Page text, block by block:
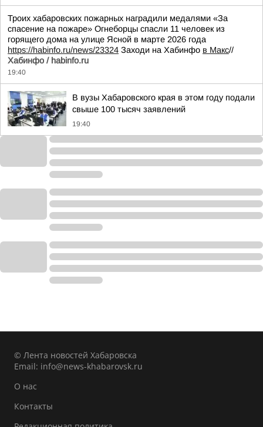
Троих хабаровских пожарных наградили медалями «За
спасение на пожаре» Огнеборцы спасли 11 человек из
горящего дома на улице Ясной в марте 2026 года
https://habinfo.ru/news/23324 Заходи на Хабинфо в Макс//
Хабинфо / habinfo.ru
19:40
В вузы Хабаровского края в этом году подали
свыше 100 тысяч заявлений
19:40
© Лента новостей Хабаровска
Email: info@news-khabarovsk.ru
О нас
Контакты